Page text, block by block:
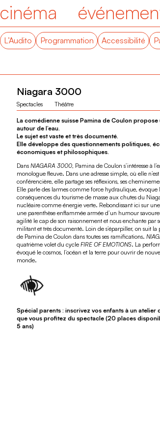
cinéma
L’Audito Programmation Accessibilité
Niagara 3000
Spectacles Théâtre
La comédienne suisse Pamina de Coulon propose
autour de l’eau.
Le sujet est vaste et très documenté.
Elle développe des questionnements politiques,
économiques et philosophiques.
Dans NIAGARA 3000, Pamina de Coulon s’intéresse à
monologue fleuve. Dans une adresse simple, où elle
conférencière, elle partage ses réflexions, ses
Elle parle des larmes comme force hydraulique, évoque
conséquences du tourisme de masse aux chutes du
nucléaire comme énergie verte. Rebondissant ici sur
une parenthèse enflammée armée d’un humour
agilité le cap de son raisonnement et nous enchante par
militant et très documenté. Loin de s’éparpiller, on suit la
de Pamina de Coulon dans toutes ses ramifications.
quatrième volet du cycle FIRE OF EMOTIONS. La
évoqué le cosmos, l’océan et la terre pour ouvrir de
monde.
Spécial parents : inscrivez vos enfants à un atelier
que vous profitez du spectacle (20 places
5 ans)